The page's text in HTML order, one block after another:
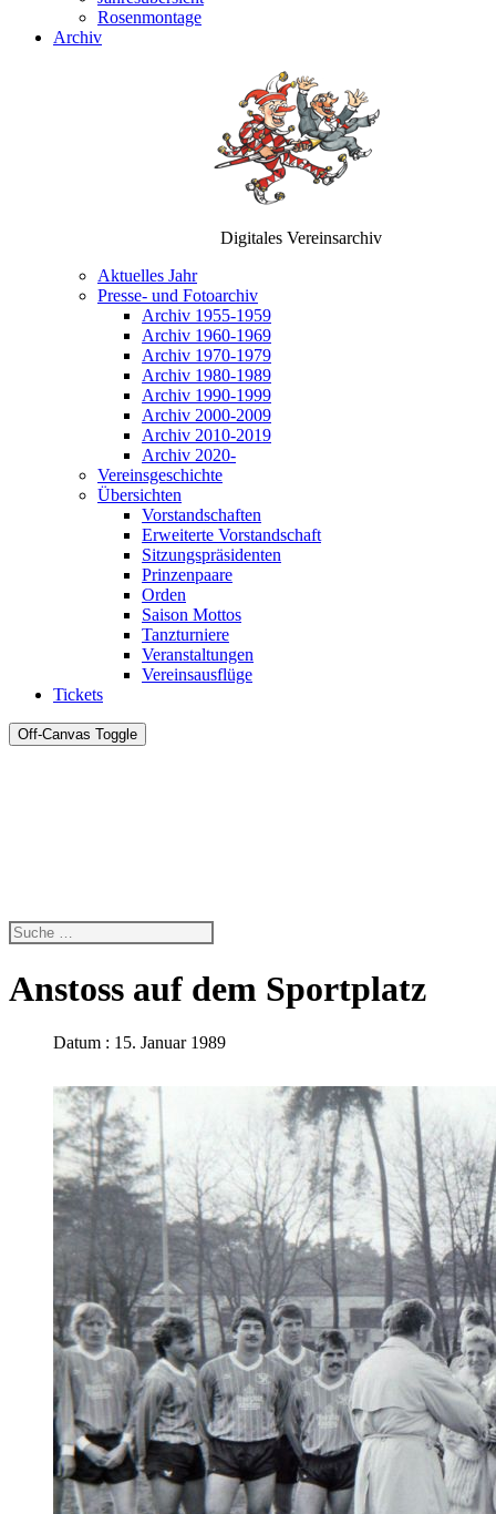
Rosenmontage
Archiv
Digitales Vereinsarchiv
Aktuelles Jahr
Presse- und Fotoarchiv
Archiv 1955-1959
Archiv 1960-1969
Archiv 1970-1979
Archiv 1980-1989
Archiv 1990-1999
Archiv 2000-2009
Archiv 2010-2019
Archiv 2020-
Vereinsgeschichte
Übersichten
Vorstandschaften
Erweiterte Vorstandschaft
Sitzungspräsidenten
Prinzenpaare
Orden
Saison Mottos
Tanzturniere
Veranstaltungen
Vereinsausflüge
Tickets
Off-Canvas Toggle
Anstoss auf dem Sportplatz
Datum : 15. Januar 1989